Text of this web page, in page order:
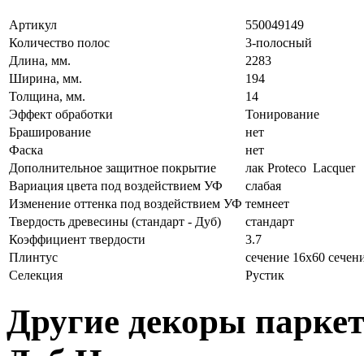
Артикул
550049149
Количество полос
3-полосный
Длина, мм.
2283
Ширина, мм.
194
Толщина, мм.
14
Эффект обработки
Тонирование
Браширование
нет
Фаска
нет
Дополнительное защитное покрытие
лак Proteco Lacquer
Вариация цвета под воздействием УФ
слабая
Изменение оттенка под воздействием УФ темнеет
Твердость древесины (стандарт - Дуб)
стандарт
Коэффициент твердости
3.7
Плинтус
сечение 16х60
Селекция
Рустик
Другие декоры